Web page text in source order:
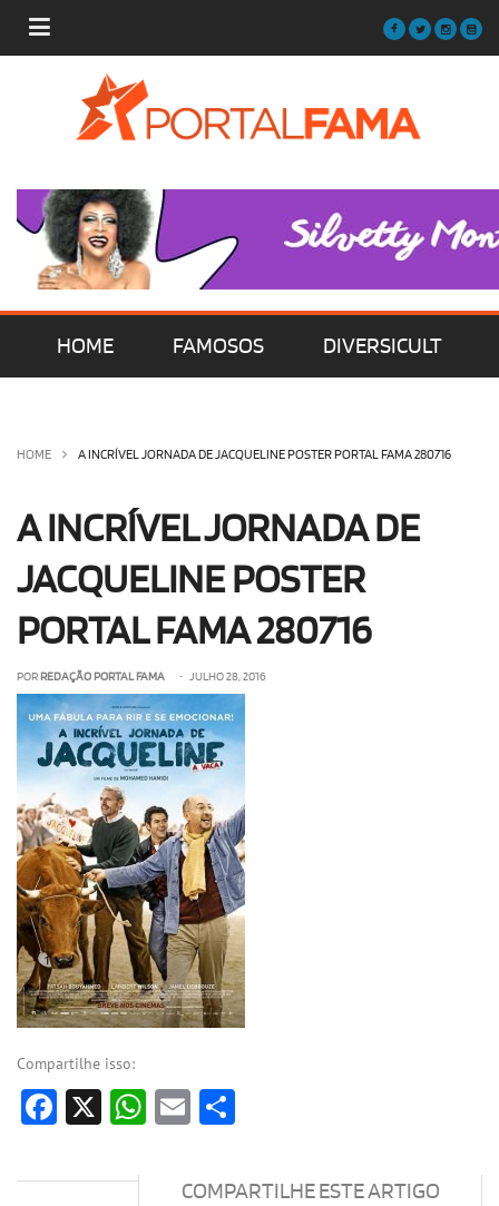
HOME FAMOSOS DIVERSICULT
OLHA ISSO! EU QUERO!
HOME A INCRÍVEL JORNADA DE JACQUELINE POSTER PORTAL FAMA 280716
A INCRÍVEL JORNADA DE
JACQUELINE POSTER
PORTAL FAMA 280716
POR REDAÇÃO PORTAL FAMA • JULHO 28, 2016
Compartilhe isso:
Facebook
X WhatsApp
Email
COMPARTILHE ESTE ARTIGO